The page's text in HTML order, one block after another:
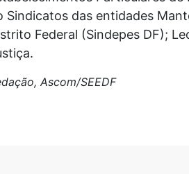
Sindicatos das entidades
Federal (Sindepes DF);
Ascom/SEEDF